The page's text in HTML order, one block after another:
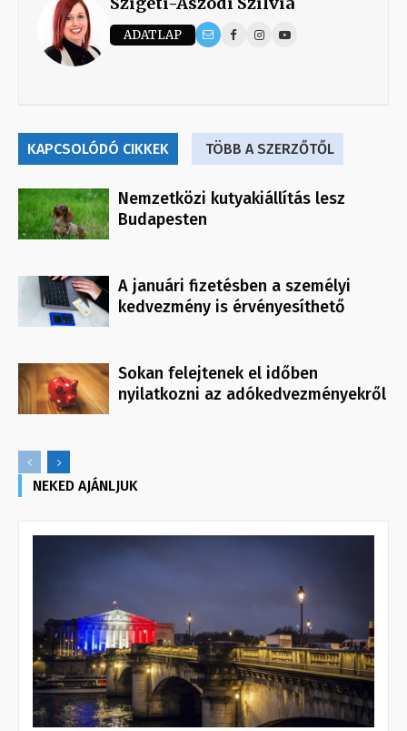
ADATLAP
KAPCSOLÓDÓ CIKKEK TÖBB A SZERZŐTŐL
Nemzetközi kutyakiállítás lesz
Budapesten
A januári fizetésben a személyi
kedvezmény is érvényesíthető
Sokan felejtenek el időben
nyilatkozni az adókedvezményekről
NEKED AJÁNLJUK